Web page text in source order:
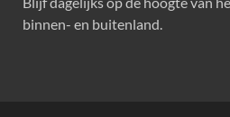
binnen- en buitenland.